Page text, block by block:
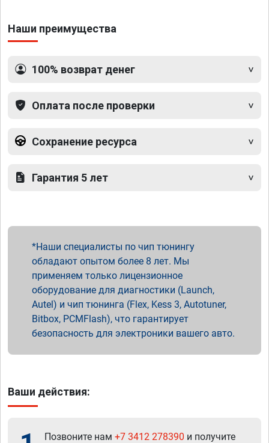
Наши преимущества
100% возврат денег
Оплата после проверки
Сохранение ресурса
Гарантия 5 лет
Наши специалисты по чип тюнингу
обладают опытом более 8 лет. Мы
применяем только лицензионное
оборудование для диагностики (Launch,
Autel) и чип тюнинга (Flex, Kess 3, Autotuner,
Bitbox, PCMFlash), что гарантирует
безопасность для электроники вашего авто.
Ваши действия:
Позвоните нам +7 3412 278390 и получите